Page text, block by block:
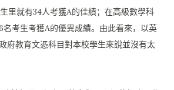
里就有34人考獲A的佳績； 在高級數學科
考生考獲A的優異成績。 由此看來， 以英
府教育文憑科目對本校學生來說並沒有太